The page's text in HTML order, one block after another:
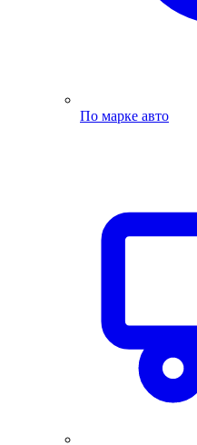
По марке авто